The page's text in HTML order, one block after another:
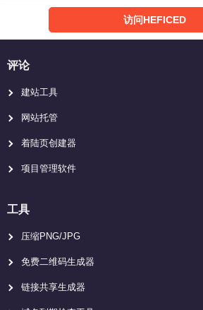
访问HEFICED
评论
建站工具
网站托管
着陆页创建器
项目管理软件
工具
压缩PNG/JPG
免费二维码生成器
链接共享生成器